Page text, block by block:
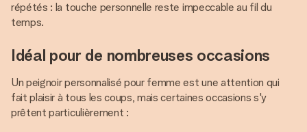
répétés : la touche personnelle reste impeccable au fil du
temps.
Idéal pour de nombreuses occasions
Un peignoir personnalisé pour femme est une attention qui
fait plaisir à tous les coups, mais certaines occasions s'y
prêtent particulièrement :